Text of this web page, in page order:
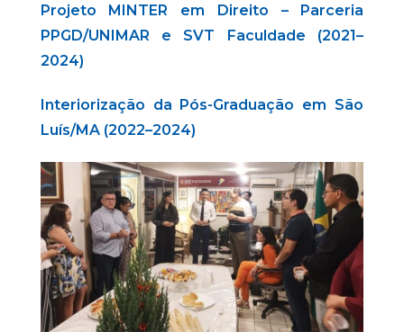
Projeto MINTER em Direito – Parceria
PPGD/UNIMAR e SVT Faculdade (2021–
2024)
Interiorização da Pós-Graduação em São
Luís/MA (2022–2024)